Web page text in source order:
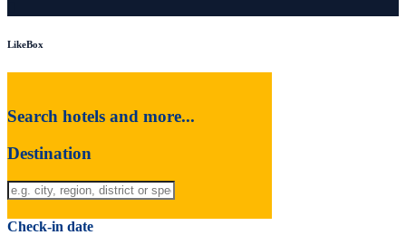
LikeBox
Search hotels and more...
Destination
Check-in date